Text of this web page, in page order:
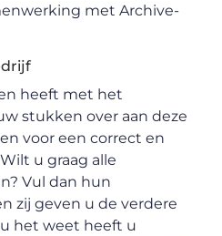
met Archive-
heeft met het
stukken over aan deze
voor een correct en
u graag alle
Vul dan hun
zij geven u de verdere
het weet heeft u